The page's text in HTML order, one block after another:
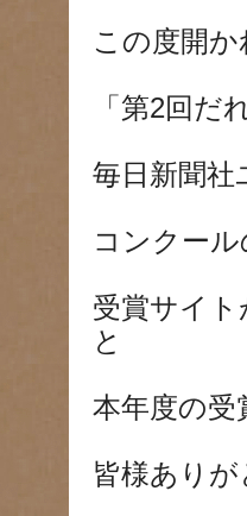
この度開か
「第2回
毎日新聞
コンクー
受賞サイ
と
本年度の受
皆様ありが